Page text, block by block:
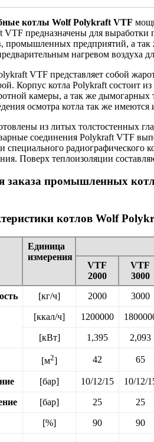
котлы Wolf Polykraft VTF
предназначены для выработки
промышленных предприятий, а так
нагревом воздуха
VTF представляет собой
Корпус котла Polykraft состоит
камеры, а так же дымогарных
осмотра котла так же
из литых толстостенных
соединения Polykraft VTF
специального радиографического
Поверх теплоизоляции
заказа промышленных
котлов Wolf
Единица
измерения
VTF
2000
VTF
3000
[кг/ч] 2000 3000
[ккал/ч] 1200000
[кВт] 1,395 2,093
[м2] 42 65
[бар] 10/12/15 10/12/
[бар] 25 25
[%] 90 90